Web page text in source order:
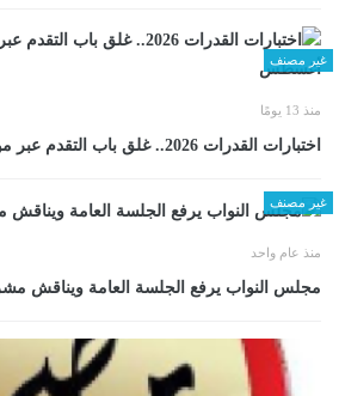
غير مصنف
منذ 13 يومًا
اختبارات القدرات 2026.. غلق باب التقدم عبر موقع التنسيق 6 أغسطس
غير مصنف
منذ عام واحد
مجلس النواب يرفع الجلسة العامة ويناقش